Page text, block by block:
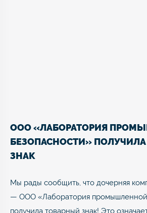
ООО «ЛАБОРАТОРИЯ
БЕЗОПАСНОСТИ»
ЗНАК
Мы рады сообщить, что дочерняя
— ООО «Лаборатория промышленной
получила товарный знак! Это